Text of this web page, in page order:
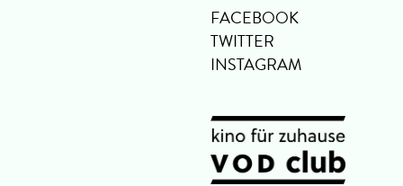
FACEBOOK
TWITTER
INSTAGRAM